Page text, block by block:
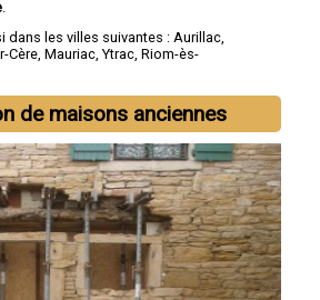
dans les villes suivantes : Aurillac,
Cère, Mauriac, Ytrac, Riom-ès-
de maisons anciennes